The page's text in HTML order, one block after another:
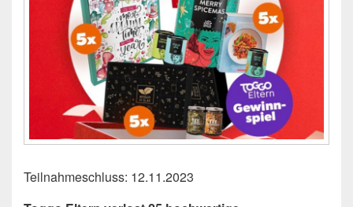
Teilnahmeschluss: 12.11.2023